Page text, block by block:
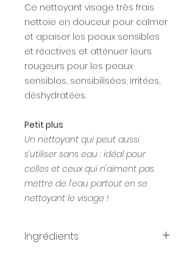
Ce nettoyant visage très frais
nettoie en douceur pour calmer
et apaiser les peaux sensibles
et réactives et atténuer leurs
rougeurs pour les peaux
sensibles, sensibilisées, irritées,
déshydratées.
Petit plus
Un nettoyant qui peut aussi
s'utiliser sans eau : idéal pour
celles et ceux qui n'aiment pas
mettre de l'eau partout en se
nettoyant le visage !
Ingrédients